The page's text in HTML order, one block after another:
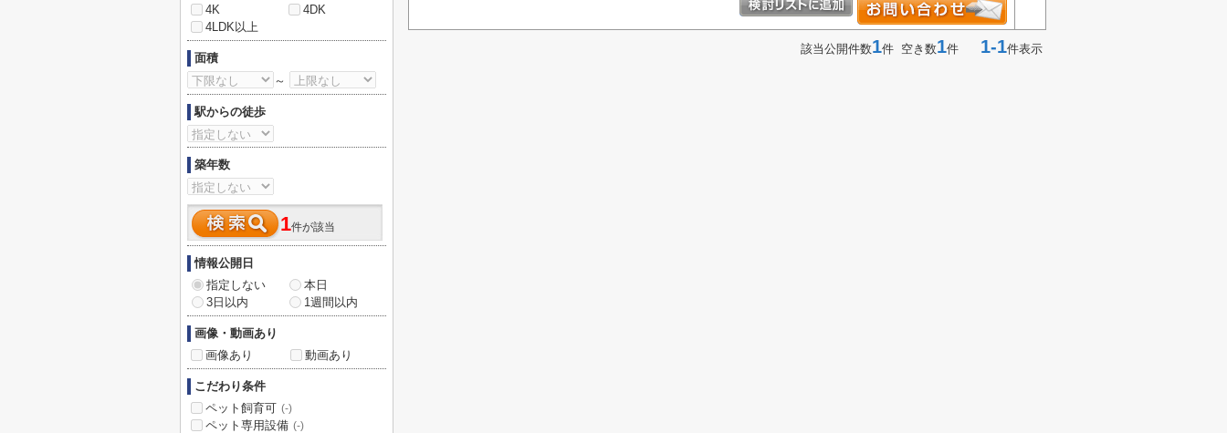
該当公開件数1件 空き数1件 1-1件表示
4K
4DK
4LDK以上
面積
～
駅からの徒歩
築年数
1件が該当
情報公開日
指定しない
本日
3日以内
1週間以内
画像・動画あり
画像あり
動画あり
こだわり条件
ペット飼育可 (-)
ペット専用設備 (-)